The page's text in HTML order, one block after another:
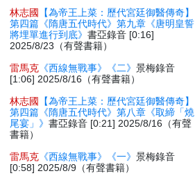
林志國
【為帝王上菜：歷代宮廷御醫傳奇】
第四篇《隋唐五代時代》第九章《唐明皇誓
將埋單進行到底》書亞錄音 [0:16]
2025/8/23（有聲書籍）
雷馬克 《西線無戰事》《二》景梅錄音
[1:06] 2025/8/16（有聲書籍）
林志國
【為帝王上菜：歷代宮廷御醫傳奇】
第四篇《隋唐五代時代》第八章《取締「燒
尾宴」》書亞錄音 [0:21] 2025/8/16（有聲
書籍）
雷馬克 《西線無戰事》《一》景梅錄音
[0:58] 2025/8/9（有聲書籍）